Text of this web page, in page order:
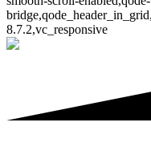
8.7.2,vc_responsive